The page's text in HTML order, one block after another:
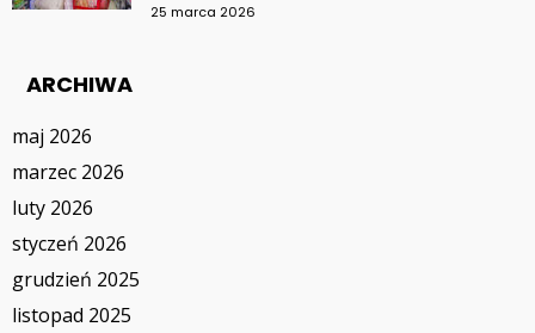
25 marca 2026
ARCHIWA
maj 2026
marzec 2026
luty 2026
styczeń 2026
grudzień 2025
listopad 2025